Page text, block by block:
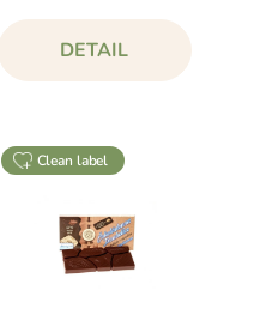
DETAIL
clean label